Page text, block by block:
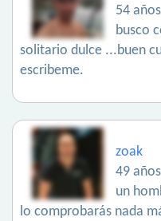
54
busco
solitario dulce ...buen
escribeme.
zoak
49
un
lo comprobarás nada